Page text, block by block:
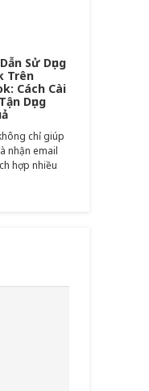
Sử Dụng
Trên
Cách Cài
Dụng
chỉ giúp
nhận email
hợp nhiều